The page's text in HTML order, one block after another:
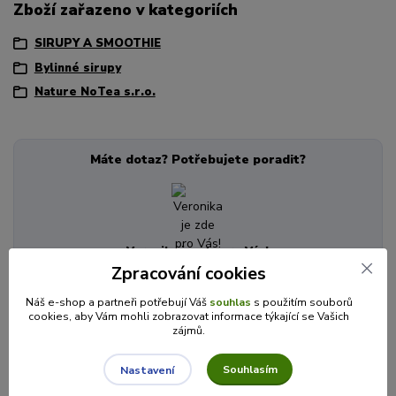
Zboží zařazeno v kategoriích
SIRUPY A SMOOTHIE
Bylinné sirupy
Nature NoTea s.r.o.
Máte dotaz? Potřebujete poradit?
Veronika je zde pro Vás!
+420 725 846 639
info@cajecokolady.cz
Související zboží 8
Zpracování cookies
Náš e-shop a partneři potřebují Váš souhlas s použitím souborů
cookies, aby Vám mohli zobrazovat informace týkající se Vašich
zájmů.
Nastavení Souhlasím